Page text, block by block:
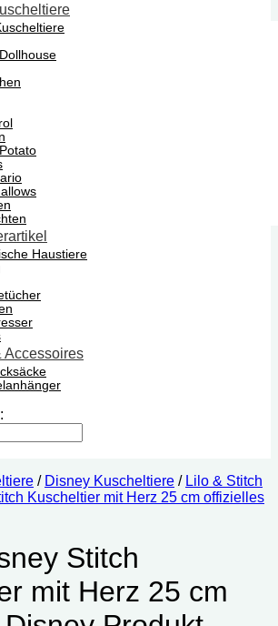
Haustiere
Accessoires
/ Disney Kuscheltiere / Lilo & Stitch
Stitch
mit Herz 25 cm